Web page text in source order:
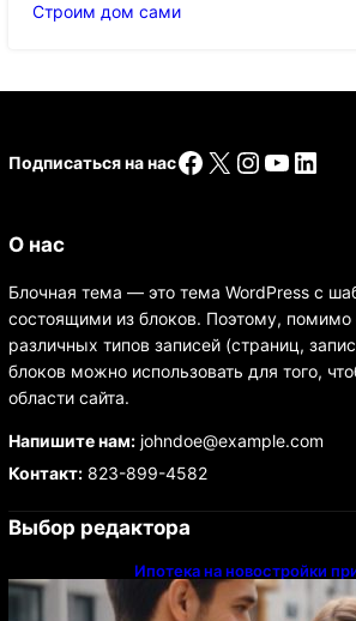
Строим дом сами
Подписаться на насFacebook
X Instagram
О нас
Блочная тема — это тема WordPress с
состоящими из блоков. Поэтому,
различных типов записей (страниц,
блоков можно использовать для того,
области сайта.
Напишите нам:johndoe@example.com
Контакт:823-899-4582
Выбор редактора
Ипотека на новостройки
напрямую у застройщика